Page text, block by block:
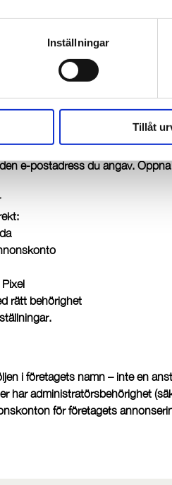
Inställningar
Tillåt
e-postadress du angav.
rätt behörighet
i företagets namn – inte en
har administratörsbehörighet
för företagets